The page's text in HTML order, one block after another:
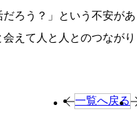
ろう？」という不安が
えて人と人とのつなが
page一覧へ戻る